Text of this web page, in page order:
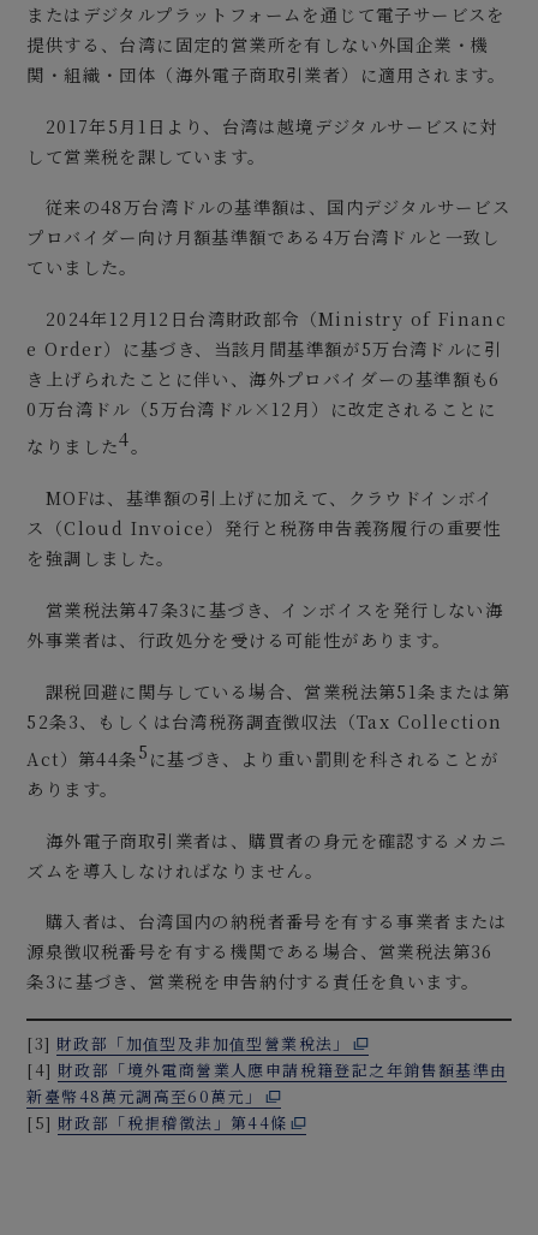
またはデジタルプラットフォームを通じて電子サービスを
提供する、台湾に固定的営業所を有しない外国企業・機
関・組織・団体（海外電子商取引業者）に適用されます。
2017年5月1日より、台湾は越境デジタルサービスに対
して営業税を課しています。
従来の48万台湾ドルの基準額は、国内デジタルサービス
プロバイダー向け月額基準額である4万台湾ドルと一致し
ていました。
2024年12月12日台湾財政部令（Ministry of Financ
e Order）に基づき、当該月間基準額が5万台湾ドルに引
き上げられたことに伴い、海外プロバイダーの基準額も6
0万台湾ドル（5万台湾ドル×12月）に改定されることに
なりました4。
MOFは、基準額の引上げに加えて、クラウドインボイ
ス（Cloud Invoice）発行と税務申告義務履行の重要性
を強調しました。
営業税法第47条3に基づき、インボイスを発行しない海
外事業者は、行政処分を受ける可能性があります。
課税回避に関与している場合、営業税法第51条または第
52条3、もしくは台湾税務調査徴収法（Tax Collection
Act）第44条5 に基づき、より重い罰則を科されることが
あります。
海外電子商取引業者は、購買者の身元を確認するメカニ
ズムを導入しなければなりません。
購入者は、台湾国内の納税者番号を有する事業者または
源泉徴収税番号を有する機関である場合、営業税法第36
条3に基づき、営業税を申告納付する責任を負います。
[3] 財政部「加值型及非加值型營業稅法」
[4] 財政部「境外電商營業人應申請稅籍登記之年銷售額基準由
新臺幣48萬元調高至60萬元」
[5] 財政部「稅捐稽徵法」第44條